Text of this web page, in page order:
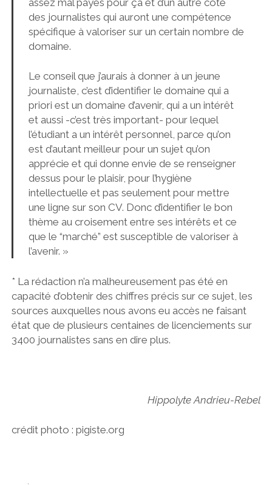
des journalistes qui auront une compétence
spécifique à valoriser sur un certain nombre de
domaine.
Le conseil que j’aurais à donner à un jeune
journaliste, c’est d’identifier le domaine qui a
priori est un domaine d’avenir, qui a un intérêt
et aussi -c’est très important- pour lequel
l’étudiant a un intérêt personnel, parce qu’on
est d’autant meilleur pour un sujet qu’on
apprécie et qui donne envie de se renseigner
dessus pour le plaisir, pour l’hygiène
intellectuelle et pas seulement pour mettre
une ligne sur son CV. Donc d’identifier le bon
thème au croisement entre ses intérêts et ce
que le “marché” est susceptible de valoriser à
l’avenir. »
* La rédaction n’a malheureusement pas été en
capacité d’obtenir des chiffres précis sur ce sujet, les
sources auxquelles nous avons eu accès ne faisant
état que de plusieurs centaines de licenciements sur
3400 journalistes sans en dire plus.
Hippolyte Andrieu-Rebel
crédit photo : pigiste.org